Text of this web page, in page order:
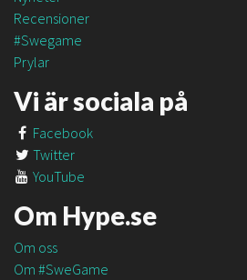
Recensioner
#Swegame
Prylar
Vi är sociala på
Facebook
Twitter
YouTube
Om Hype.se
Om oss
Om #SweGame